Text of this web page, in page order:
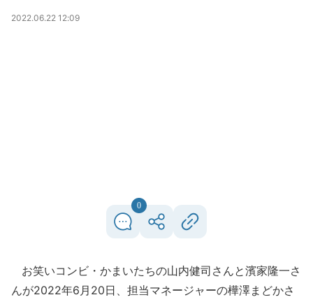
2022.06.22 12:09
0
お笑いコンビ・かまいたちの山内健司さんと濱家隆一さ
んが2022年6月20日、担当マネージャーの樺澤まどかさ